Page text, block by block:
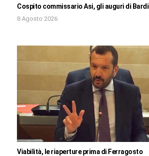
Cospito commissario Asi, gli auguri di Bardi
8 Agosto 2026
Viabilità, le riaperture prima di Ferragosto